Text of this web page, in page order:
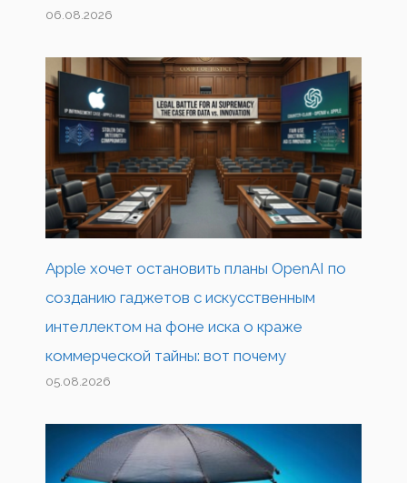
06.08.2026
Apple хочет остановить планы OpenAI по
созданию гаджетов с искусственным
интеллектом на фоне иска о краже
коммерческой тайны: вот почему
05.08.2026